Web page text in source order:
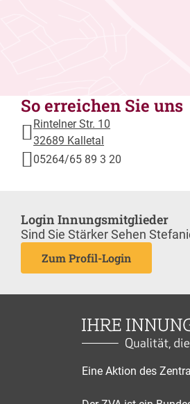
So erreichen Sie uns
Rintelner Str. 10
32689 Kalletal
05264/65 89 3 20
Login Innungsmitglieder
Sind Sie Stärker Sehen
Zum Profil-Login
Eine Aktion des